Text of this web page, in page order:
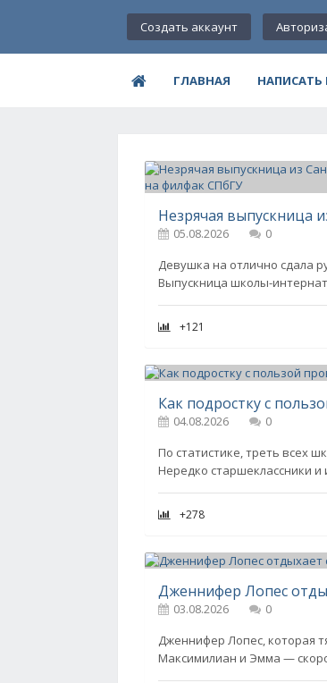
Создать аккаунт
ГЛАВНАЯ НАПИСАТЬ
05.08.2026
0
Девушка на отлично сдала
Выпускница школы-
+121
04.08.2026
0
По статистике, треть всех
Нередко старшеклассники
+278
03.08.2026
0
Дженнифер Лопес, которая
Максимилиан и Эмма —